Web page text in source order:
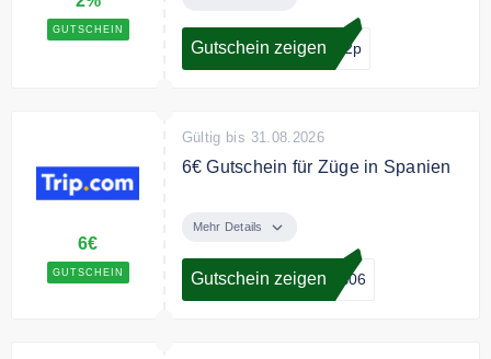
GUTSCHEIN
Gutschein zeigen in2p
6€
GUTSCHEIN
Gültig bis 31.08.2026
6€ Gutschein für Züge in Spanien
Rabattcode 6€ Rabatt auf Züge in
Mehr Details
Gutschein zeigen es06